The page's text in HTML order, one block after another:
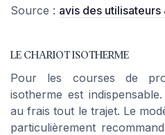
Source : avis des
LE CHARIOT ISOTHERME
Pour les courses de
isotherme est
au frais tout le trajet. Le
particulièrement